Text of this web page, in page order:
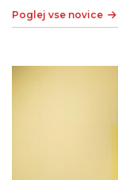
Poglej vse novice